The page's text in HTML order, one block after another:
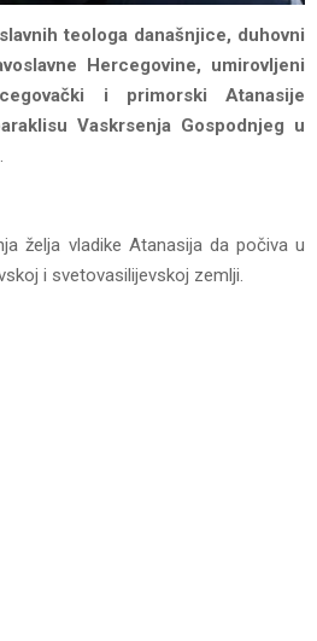
teologa današnjice, duhovni
Hercegovine, umirovljeni
i primorski Atanasije
Vaskrsenja Gospodnjeg u
.
želja vladike Atanasija da počiva u
i svetovasilijevskoj zemlji.